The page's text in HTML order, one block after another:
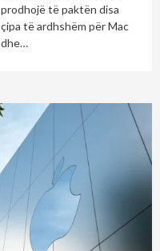
prodhojë të paktën disa
çipa të ardhshëm për Mac
dhe…